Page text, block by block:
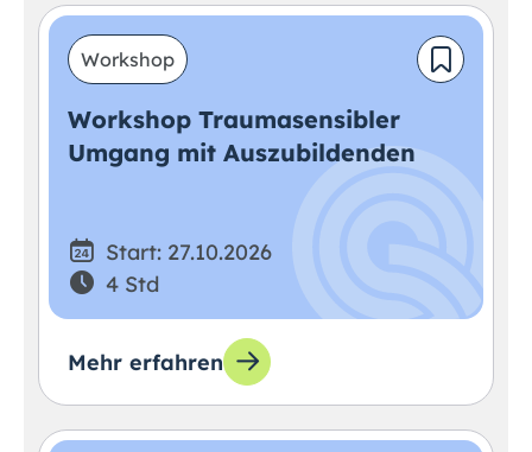
Workshop
Workshop Traumasensibler
Umgang mit Auszubildenden
Start: 27.10.2026
4 Std
Mehr erfahren